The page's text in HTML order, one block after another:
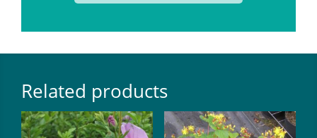
Related products